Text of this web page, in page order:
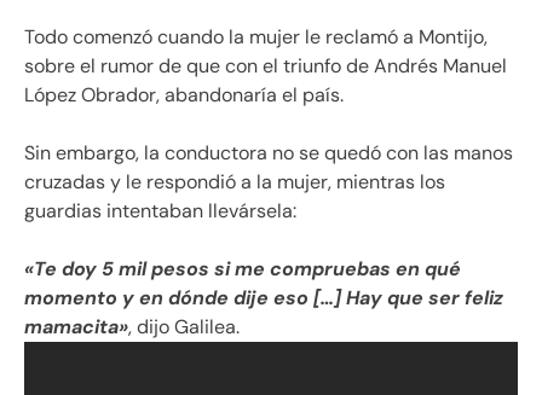
Todo comenzó cuando la mujer le reclamó a Montijo,
sobre el rumor de que con el triunfo de Andrés Manuel
López Obrador, abandonaría el país.
Sin embargo, la conductora no se quedó con las manos
cruzadas y le respondió a la mujer, mientras los
guardias intentaban llevársela:
«Te doy 5 mil pesos si me compruebas en qué
momento y en dónde dije eso […] Hay que ser feliz
mamacita», dijo Galilea.